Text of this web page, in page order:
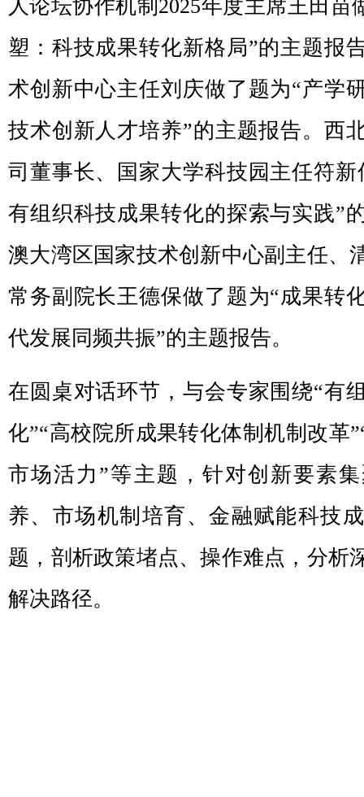
人论坛协作机制2025年度主席王田苗
塑：科技成果转化新格局”的主题报
术创新中心主任刘庆做了题为“产学
技术创新人才培养”的主题报告。西
司董事长、国家大学科技园主任符新
有组织科技成果转化的探索与实践”
澳大湾区国家技术创新中心副主任、
常务副院长王德保做了题为“成果转
代发展同频共振”的主题报告。
在圆桌对话环节，与会专家围绕“有
化”“高校院所成果转化体制机制改革
市场活力”等主题，针对创新要素
养、市场机制培育、金融赋能科技
题，剖析政策堵点、操作难点，分析
解决路径。